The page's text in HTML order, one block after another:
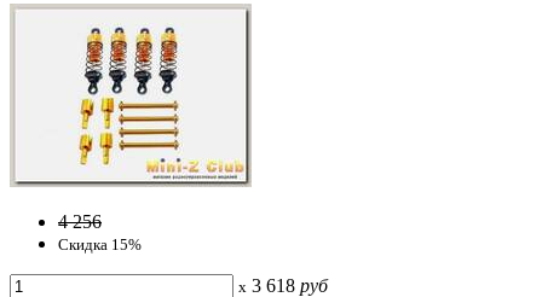
4 256
Скидка 15%
x 3 618 руб